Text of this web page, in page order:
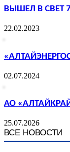
ВЫШЕЛ В СВЕТ
22.02.2023
02.07.2024
АО
25.07.2026
ВСЕ НОВОСТИ